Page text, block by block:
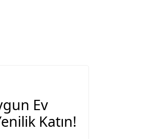
Ev
Katın!